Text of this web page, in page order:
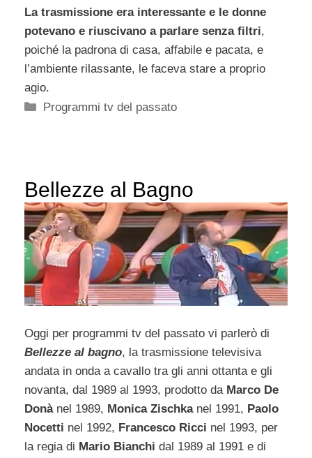
La trasmissione era interessante e le donne
potevano e riuscivano a parlare senza filtri,
poiché la padrona di casa, affabile e pacata, e
l’ambiente rilassante, le faceva stare a proprio
agio.
Categorie
Programmi tv del passato
Bellezze al Bagno
Oggi per programmi tv del passato vi parlerò di
Bellezze al bagno, la trasmissione televisiva
andata in onda a cavallo tra gli anni ottanta e gli
novanta, dal 1989 al 1993, prodotto da Marco De
Donànel 1989, Monica Zischkanel 1991, Paolo
Nocetti nel 1992, Francesco Ricci nel 1993, per
la regia di Mario Bianchi dal 1989 al 1991 e di